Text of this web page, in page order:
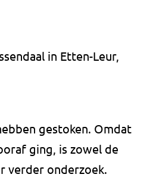
in Etten-Leur,
gestoken. Omdat
ging, is zowel de
verder onderzoek.